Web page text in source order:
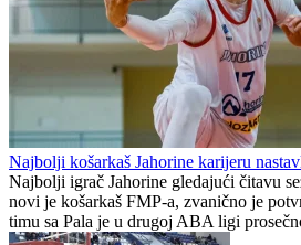
KS BiH opet promijenio sistem
Mladost ispala iz lige nakon 18 godina